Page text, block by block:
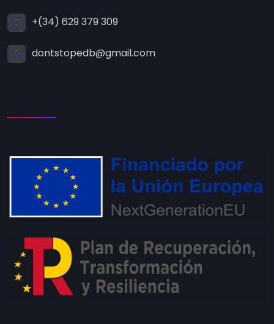
+(34) 629 379 309
dontstopedb@gmail.com